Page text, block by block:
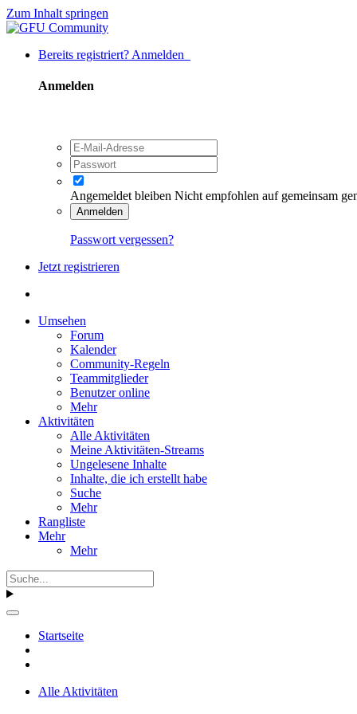
Zum Inhalt springen
Bereits registriert? Anmelden
Anmelden
Angemeldet bleiben Nicht empfohlen auf gemeinsam
Anmelden
Passwort vergessen?
Jetzt registrieren
Umsehen
Forum
Kalender
Community-Regeln
Teammitglieder
Benutzer online
Mehr
Aktivitäten
Alle Aktivitäten
Meine Aktivitäten-Streams
Ungelesene Inhalte
Inhalte, die ich erstellt habe
Suche
Mehr
Rangliste
Mehr
Mehr
Startseite
Alle Aktivitäten